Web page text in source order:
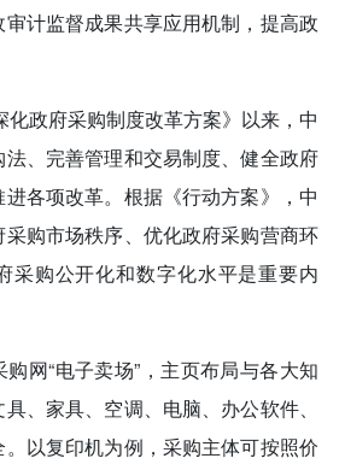
计监督成果共享应用机制，提高政
政府采购制度改革方案》以来，中
、完善管理和交易制度、健全政府
各项改革。根据《行动方案》，中
购市场秩序、优化政府采购营商环
采购公开化和数字化水平是重要内
网“电子卖场”，主页布局与各大知
、家具、空调、电脑、办公软件、
以复印机为例，采购主体可按照价